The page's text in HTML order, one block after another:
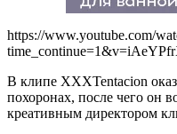
https://www.youtube.com/
В клипе XXXTentacion
похоронах, после чего он
креативным директором